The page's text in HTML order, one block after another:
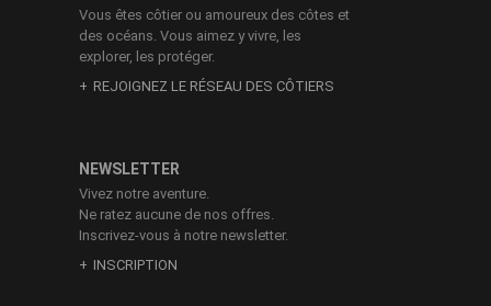
Vous êtes côtier ou amoureux des côtes et
des océans. Vous aimez y vivre, les
explorer, les protéger.
REJOIGNEZ LE RÉSEAU DES CÔTIERS
NEWSLETTER
Vivez notre aventure.
Ne ratez aucune de nos offres.
Inscrivez-vous à notre newsletter.
INSCRIPTION